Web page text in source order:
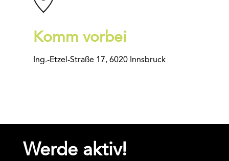
Komm vorbei
Ing.-Etzel-Straße 17, 6020 Innsbruck
Werde aktiv!